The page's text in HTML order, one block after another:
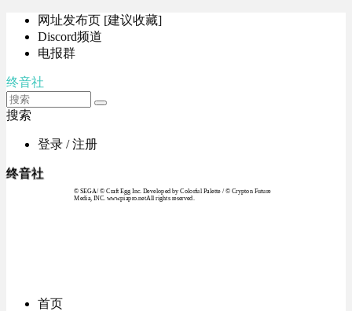
网址发布页 [建议收藏]
Discord频道
电报群
终音社
搜索
登录 / 注册
终音社
© SEGA / © Craft Egg Inc. Developed by Colorful Palette / © Crypton Future
Media, INC. www.piapro.netAll rights reserved.
首页